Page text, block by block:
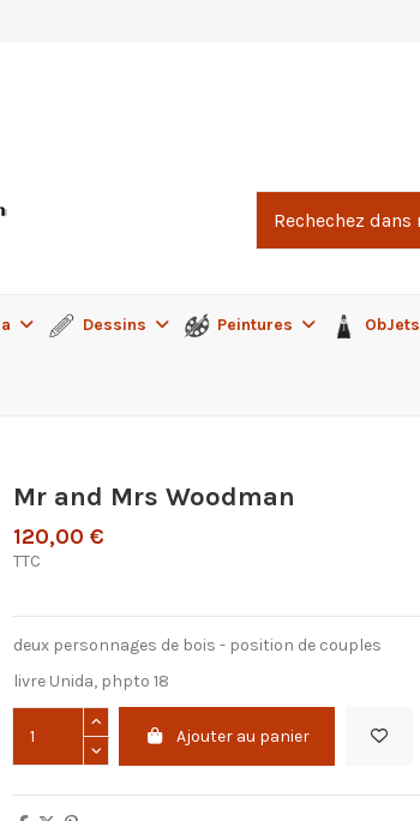
Dessins Peintures ObJets
Mr and Mrs Woodman
120,00 €
TTC
deux personnages de bois - position de couples
livre Unida, phpto 18
Ajouter au panier